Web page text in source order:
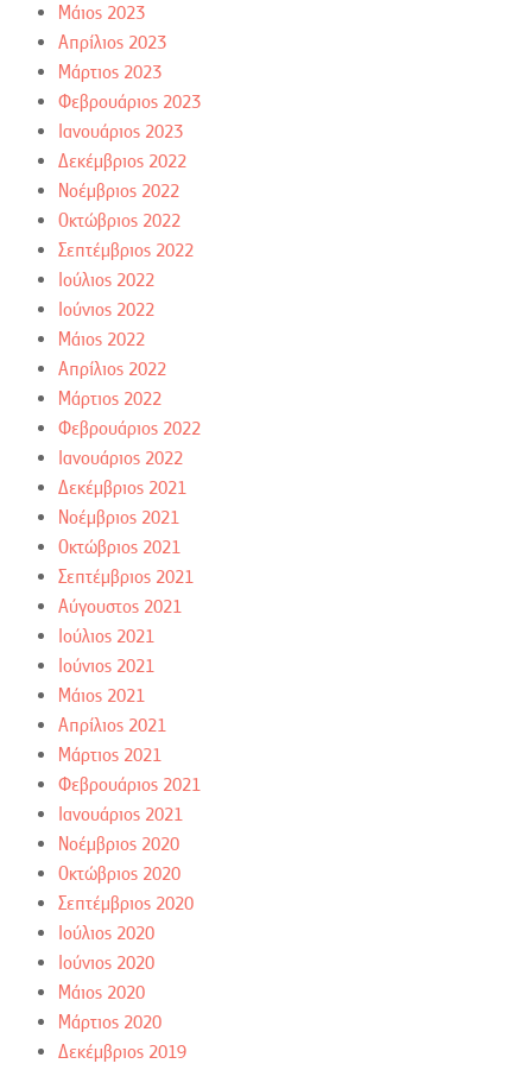
Μάιος 2023
Απρίλιος 2023
Μάρτιος 2023
Φεβρουάριος 2023
Ιανουάριος 2023
Δεκέμβριος 2022
Νοέμβριος 2022
Οκτώβριος 2022
Σεπτέμβριος 2022
Ιούλιος 2022
Ιούνιος 2022
Μάιος 2022
Απρίλιος 2022
Μάρτιος 2022
Φεβρουάριος 2022
Ιανουάριος 2022
Δεκέμβριος 2021
Νοέμβριος 2021
Οκτώβριος 2021
Σεπτέμβριος 2021
Αύγουστος 2021
Ιούλιος 2021
Ιούνιος 2021
Μάιος 2021
Απρίλιος 2021
Μάρτιος 2021
Φεβρουάριος 2021
Ιανουάριος 2021
Νοέμβριος 2020
Οκτώβριος 2020
Σεπτέμβριος 2020
Ιούλιος 2020
Ιούνιος 2020
Μάιος 2020
Μάρτιος 2020
Δεκέμβριος 2019